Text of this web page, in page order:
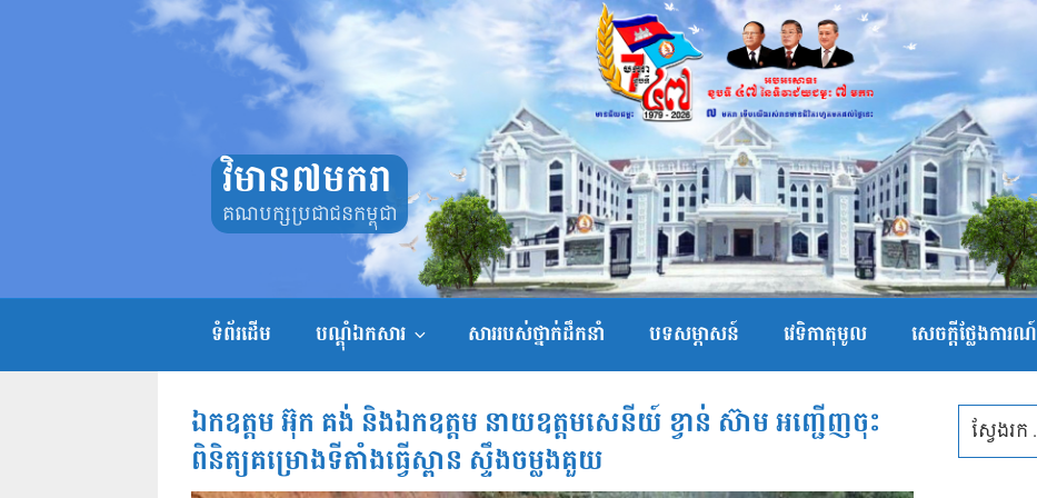
វិមាន៧មករា
គណបក្សប្រជាជនកម្ពុជា
ទំព័រដើម បណ្តុំឯកសារ សាររបស់ថ្នាក់ដឹកនាំ បទសម្ភាសន៍ វេទិកាតុមូល សេចក្ដីថ្លែងការណ៍
ឯកឧត្តម អ៊ុក គង់ និងឯកឧត្តម នាយឧត្តមសេនីយ៍ ខ្វាន់ ស៊ាម អញ្ជើញចុះ
ពិនិត្យគម្រោងទីតាំងធ្វើស្ពាន ស្ទឹងចម្លងគួយ